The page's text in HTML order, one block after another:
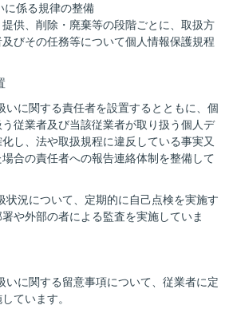
に係る規律の整備
供、削除・廃棄等の段階ごとに、取扱方
びその任務等について個人情報保護規程
に関する責任者を設置するとともに、個
従業者及び当該従業者が取り扱う個人デ
し、法や取扱規程に違反している事実又
合の責任者への報告連絡体制を整備して
況について、定期的に自己点検を実施す
や外部の者による監査を実施していま
に関する留意事項について、従業者に定
ています。